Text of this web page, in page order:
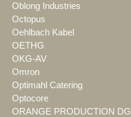
Oblong Industries
Octopus
Oehlbach Kabel
OETHG
OKG-AV
Omron
Optimahl Catering
Optocore
ORANGE PRODUCTION DG